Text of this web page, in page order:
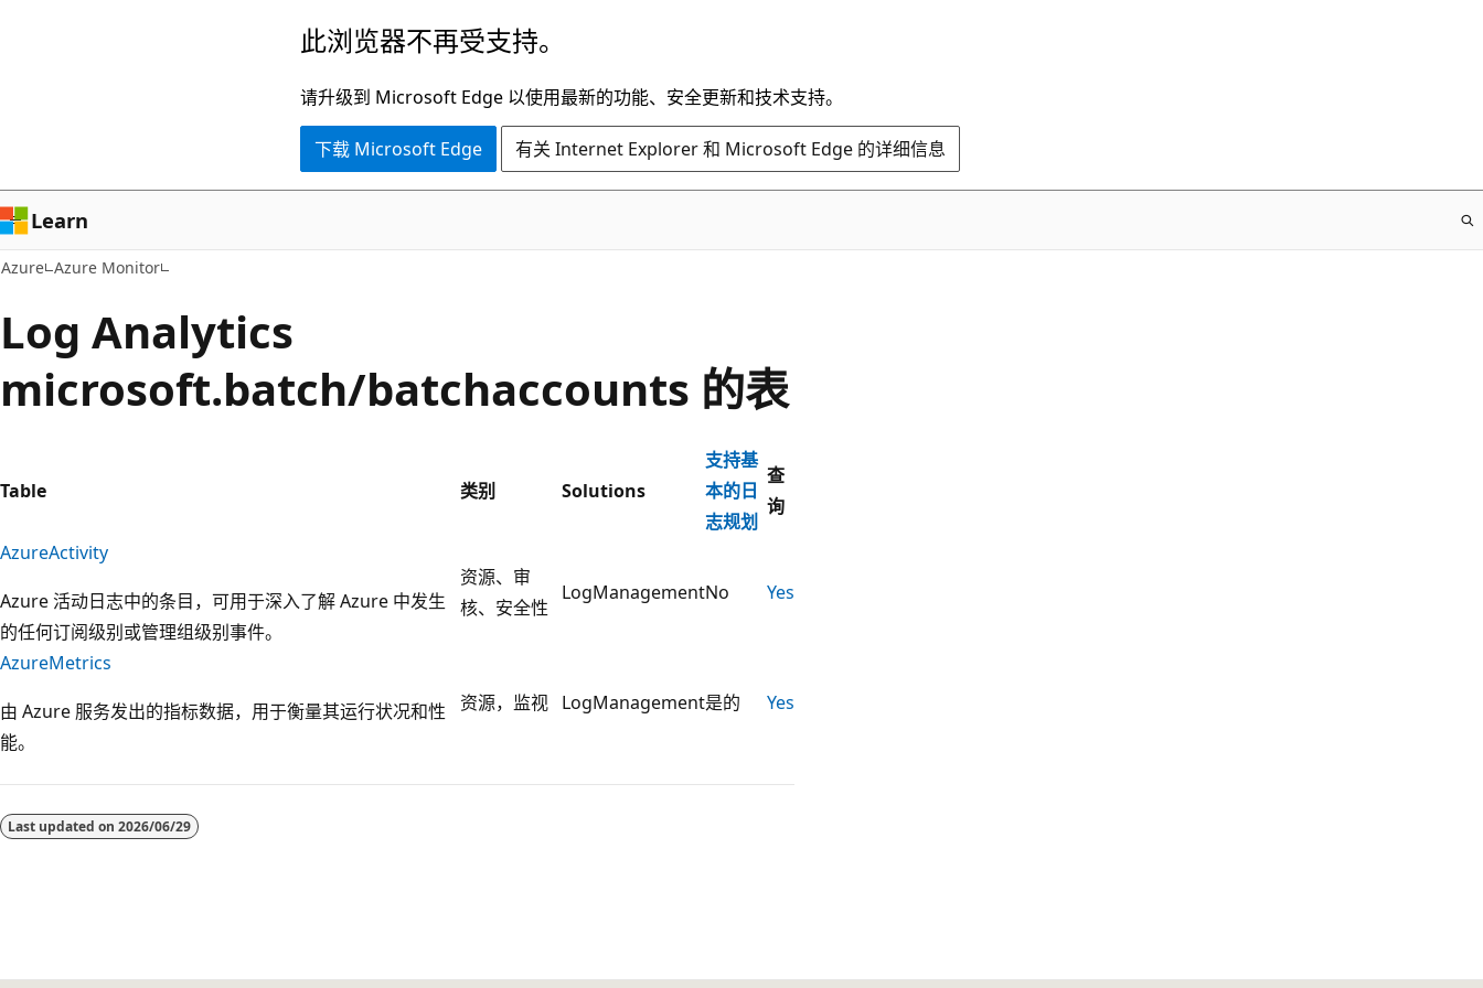
容
此浏览器不再受支持。
请升级到 Microsoft Edge 以使用最新的功能、安全更新和技术支持。
下载 Microsoft Edge 有关 Internet Explorer 和 Microsoft Edge 的详细信息
Learn
Azure Azure Monitor
Log Analytics
microsoft.batch/batchaccounts 的表
Table 类别 Solutions
支持基
本的日
志规划
查
询
AzureActivity
Azure 活动日志中的条目，可用于深入了解 Azure 中发生
的任何订阅级别或管理组级别事件。
资源、审
核、安全性
LogManagementNo Yes
AzureMetrics
由 Azure 服务发出的指标数据，用于衡量其运行状况和性
能。
资源，监视 LogManagement是的 Yes
模Last updated on 2026/06/29